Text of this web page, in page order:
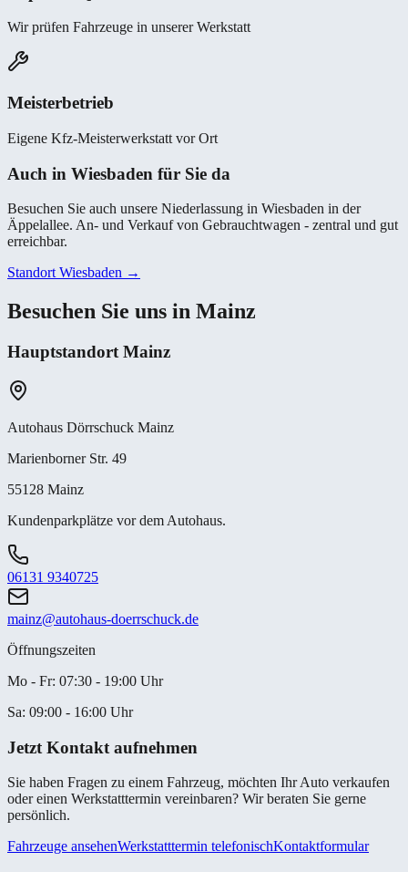
Wir prüfen Fahrzeuge in unserer Werkstatt
Meisterbetrieb
Eigene Kfz-Meisterwerkstatt vor Ort
Auch in Wiesbaden für Sie da
Besuchen Sie auch unsere Niederlassung in Wiesbaden in der
Äppelallee. An- und Verkauf von Gebrauchtwagen - zentral und gut
erreichbar.
Standort Wiesbaden →
Besuchen Sie uns in Mainz
Hauptstandort Mainz
Autohaus Dörrschuck Mainz
Marienborner Str. 49
55128 Mainz
Kundenparkplätze vor dem Autohaus.
06131 9340725
mainz@autohaus-doerrschuck.de
Öffnungszeiten
Mo - Fr: 07:30 - 19:00 Uhr
Sa: 09:00 - 16:00 Uhr
Jetzt Kontakt aufnehmen
Sie haben Fragen zu einem Fahrzeug, möchten Ihr Auto verkaufen
oder einen Werkstatttermin vereinbaren? Wir beraten Sie gerne
persönlich.
Fahrzeuge ansehenWerkstatttermin telefonischKontaktformular